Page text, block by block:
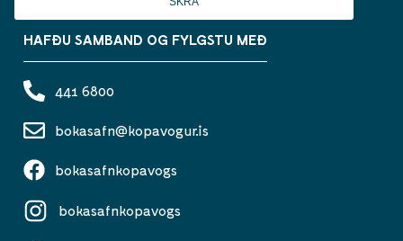
HAFÐU SAMBAND OG FYLGSTU MEÐ
441 6800
bokasafn@kopavogur.is
bokasafnkopavogs
bokasafnkopavogs